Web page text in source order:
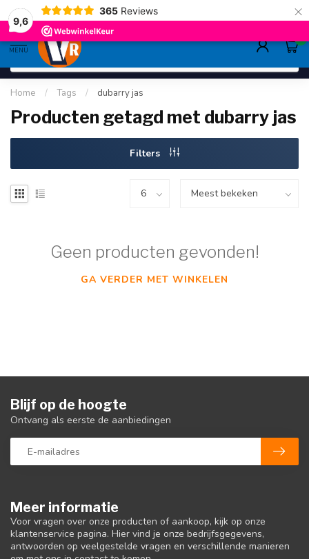
9,6
365 Reviews ×
gratis verzending>80,-
MENU
0
Home / Tags / dubarry jas
Producten getagd met dubarry jas
Filters
Geen producten gevonden!
GA VERDER MET WINKELEN
Meer informatie
Voor vragen over onze producten of aankoop, kijk op onze
klantenservice pagina. Hier vind je onze bedrijfsgegevens,
antwoorden op veelgestelde vragen en verschillende manieren
Blijf op de hoogte
Ontvang als eerste de aanbiedingen